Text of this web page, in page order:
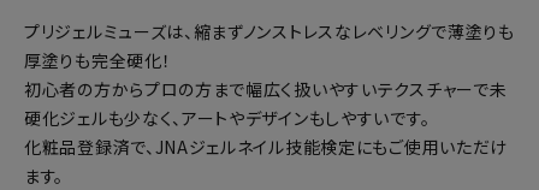
プリジェルミューズは、縮まずノンストレスなレベリングで薄塗りも
厚塗りも完全硬化！
初心者の方からプロの方まで幅広く扱いやすいテクスチャーで未
硬化ジェルも少なく、アートやデザインもしやすいです。
化粧品登録済で、JNAジェルネイル技能検定にもご使用いただけ
ます。